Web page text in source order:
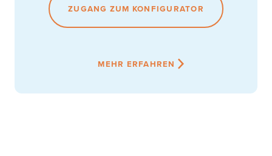
ZUGANG ZUM KONFIGURATOR
MEHR ERFAHREN